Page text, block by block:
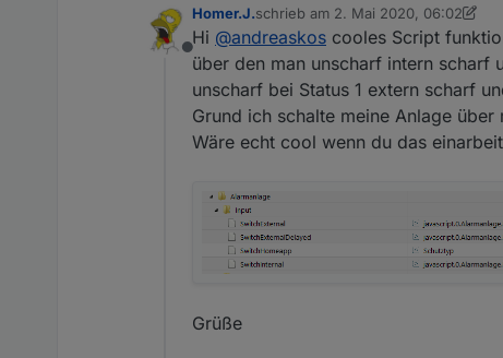
wenn zum Zeitpunkt
aktuellen Javascript-
2022-12-18 Andreas kos Korrektur beim Anlegen der States, sodass ein Neustart des Scripts eine weitere Funktion
der Anlage
Offline
Homer.J.schrieb am 2. Mai 2020, 06:02
zuletzt editiert von Homer.J.5. Feb.
Hi @andreaskos cooles Script
über den man unscharf intern scharf
unscharf bei Status 1 extern scharf
Grund ich schalte meine Anlage
Wäre echt cool wenn du das
Grüße